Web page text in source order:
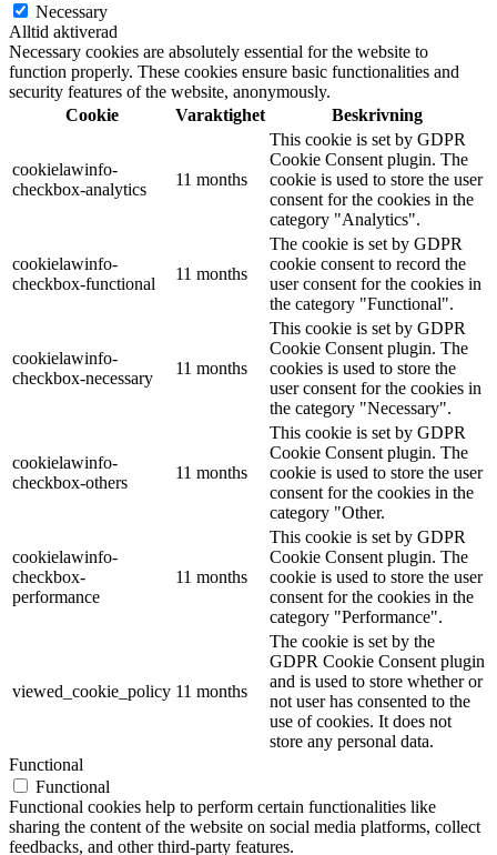
Necessary
Alltid aktiverad
Necessary cookies are absolutely essential for the website to
function properly. These cookies ensure basic functionalities and
security features of the website, anonymously.
Cookie
Varaktighet Beskrivning
cookielawinfo-
checkbox-analytics
11 months
This cookie is set by GDPR
Cookie Consent plugin. The
cookie is used to store the user
consent for the cookies in the
category "Analytics".
cookielawinfo-
checkbox-functional
11 months
The cookie is set by GDPR
cookie consent to record the
user consent for the cookies in
the category "Functional".
cookielawinfo-
checkbox-necessary
11 months
This cookie is set by GDPR
Cookie Consent plugin. The
cookies is used to store the
user consent for the cookies in
the category "Necessary".
cookielawinfo-
checkbox-others
11 months
This cookie is set by GDPR
Cookie Consent plugin. The
cookie is used to store the user
consent for the cookies in the
category "Other.
cookielawinfo-
checkbox-
performance
11 months
This cookie is set by GDPR
Cookie Consent plugin. The
cookie is used to store the user
consent for the cookies in the
category "Performance".
viewed_cookie_policy 11 months
The cookie is set by the
GDPR Cookie Consent plugin
and is used to store whether or
not user has consented to the
use of cookies. It does not
store any personal data.
Functional
Functional
Functional cookies help to perform certain functionalities like
sharing the content of the website on social media platforms, collect
feedbacks, and other third-party features.